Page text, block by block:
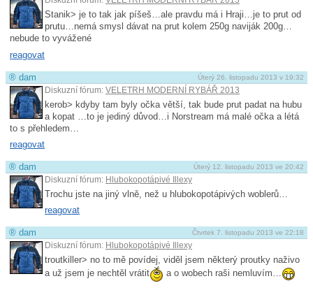
Stanik> je to tak jak píšeš…ale pravdu má i Hraji…je to prut od
prutu…nemá smysl dávat na prut kolem 250g naviják 200g…
nebude to vyvážené
reagovat
Úterý 26. listopadu 2013 v 19:32
® dam
Diskuzní fórum: VELETRH MODERNÍ RYBÁŘ 2013
kerob> kdyby tam byly očka větší, tak bude prut padat na hubu
a kopat …to je jediný důvod…i Norstream má malé očka a létá
to s přehledem…
reagovat
Úterý 12. listopadu 2013 ve 20:42
® dam
Diskuzní fórum: Hlubokopotápivé Illexy
Trochu jste na jiný vlně, než u hlubokopotápivých woblerů…
reagovat
Čtvrtek 7. listopadu 2013 ve 22:18
® dam
Diskuzní fórum: Hlubokopotápivé Illexy
troutkiller> no to mě povídej, viděl jsem některý proutky naživo
a už jsem je nechtěl vrátit
a o wobech raši nemluvím…